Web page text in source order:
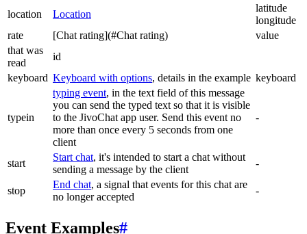
location Location
latitude
longitude
rate
[Chat rating](#Chat rating)
value
that was
read
id
keyboard Keyboard with options, details in the example keyboard
typein
typing event, in the text field of this message
you can send the typed text so that it is visible
to the JivoChat app user. Send this event no
more than once every 5 seconds from one
client
-
start
Start chat, it's intended to start a chat without
sending a message by the client
-
stop
End chat, a signal that events for this chat are
no longer accepted
-
Event Examples#